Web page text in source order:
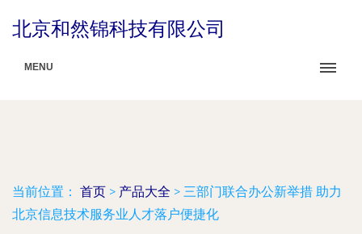
北京和然锦科技有限公司
MENU
当前位置： 首页 > 产品大全 > 三部门联合办公新举措 助力
北京信息技术服务业人才落户便捷化